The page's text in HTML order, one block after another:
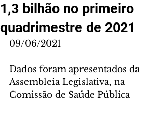
1,3 bilhão no primeiro
quadrimestre de 2021
09/06/2021
Dados foram apresentados da
Assembleia Legislativa, na
Comissão de Saúde Pública